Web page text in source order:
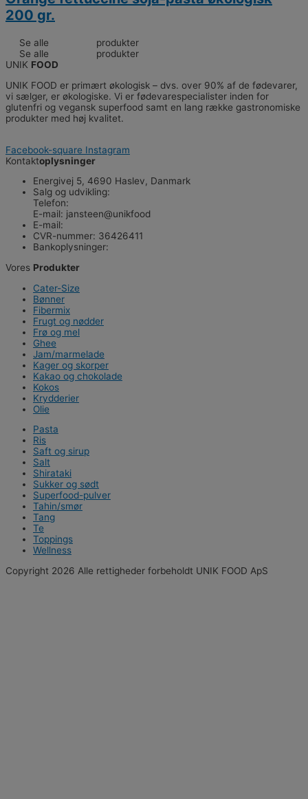
200 gr.
Se alle
produkter
Se alle
produkter
UNIK FOOD
UNIK FOOD er primært økologisk – dvs. over 90% af de fødevarer,
vi sælger, er økologiske. Vi er fødevarespecialister inden for
glutenfri og vegansk superfood samt en lang række gastronomiske
produkter med høj kvalitet.
Facebook-square Instagram
Kontaktoplysninger
Energivej 5, 4690 Haslev, Danmark
Salg og udvikling:
Telefon:
E-mail: jansteen@unikfood
E-mail:
CVR-nummer: 36426411
Bankoplysninger:
Vores Produkter
Cater-Size
Bønner
Fibermix
Frugt og nødder
Frø og mel
Ghee
Jam/marmelade
Kager og skorper
Kakao og chokolade
Kokos
Krydderier
Olie
Pasta
Ris
Saft og sirup
Salt
Shirataki
Sukker og sødt
Superfood-pulver
Tahin/smør
Tang
Te
Toppings
Wellness
Copyright 2026 Alle rettigheder forbeholdt UNIK FOOD ApS